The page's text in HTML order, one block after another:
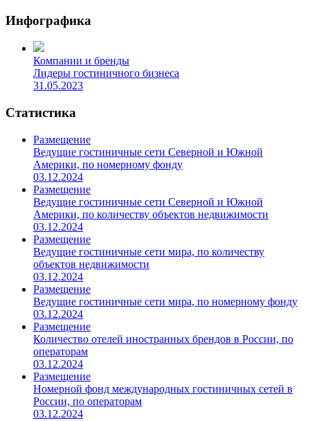
Инфографика
Компании и бренды
Лидеры гостиничного бизнеса
31.05.2023
Статистика
Размещение
Ведущие гостиничные сети Северной и Южной
Америки, по номерному фонду
03.12.2024
Размещение
Ведущие гостиничные сети Северной и Южной
Америки, по количеству объектов недвижимости
03.12.2024
Размещение
Ведущие гостиничные сети мира, по количеству
объектов недвижимости
03.12.2024
Размещение
Ведущие гостиничные сети мира, по номерному фонду
03.12.2024
Размещение
Количество отелей иностранных брендов в России, по
операторам
03.12.2024
Размещение
Номерной фонд международных гостиничных сетей в
России, по операторам
03.12.2024